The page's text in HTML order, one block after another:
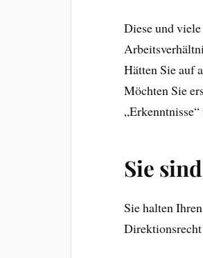
Diese und
Hätten Sie auf
Möchten Sie
Sie
Sie halten